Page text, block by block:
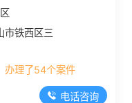
市铁西区三
办理了54个案件
电话咨询